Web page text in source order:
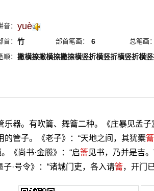
音： yuè
首： 竹 部首笔画： 6
总笔画
顺： 撇横捺撇横捺撇捺横竖折横竖折横竖折横
器。有吹籥、舞籥二种。《庄暴见孟子
管子。《老子》：“天地之间，其犹橐籥
《尚书·金縢》：“启籥见书，乃并是吉。
子·号令》：“诸城门吏，各入请籥，开门